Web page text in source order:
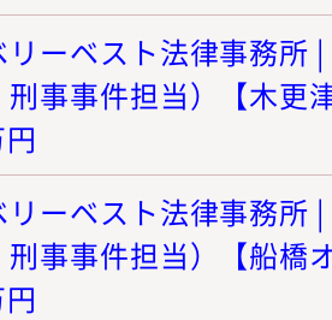
ーベスト法律事務所
刑事事件担当）【木更
ーベスト法律事務所
刑事事件担当）【船橋